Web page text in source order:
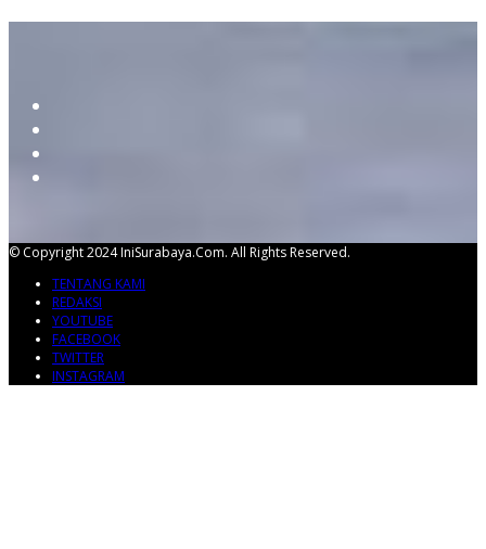
© Copyright 2024 IniSurabaya.com. All Rights Reserved.
TENTANG KAMI
REDAKSI
YOUTUBE
FACEBOOK
TWITTER
INSTAGRAM